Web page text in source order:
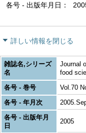
各号 - 出版年月日
詳しい情報を閉じる
雑誌名,シリーズ
名
Journal
food
各号 - 巻号
Vol.70
各号 - 年月次
各号 - 出版年月
日
2005